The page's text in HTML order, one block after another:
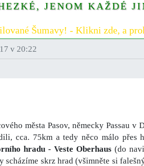
JENOM KAŽDÉ
Šumavy! - Klikni zde, a
v 20:22
města Pasov, německy Passau
cca. 75km a tedy něco málo přes
hradu - Veste Oberhaus(do
scházíme skrz hrad (všimněte si